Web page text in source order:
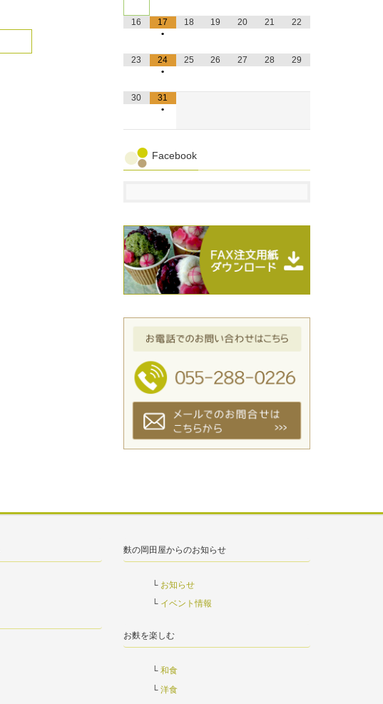
16
17
•
18 19 20 21 22
23
24
•
25 26 27 28 29
30
31
•
Facebook
麩の岡田屋からのお知らせ
お知らせ
イベント情報
お麩を楽しむ
和食
洋食